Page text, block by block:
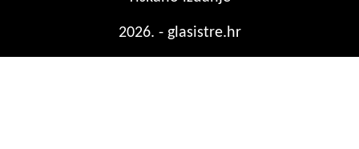
2026. - glasistre.hr